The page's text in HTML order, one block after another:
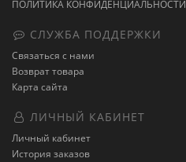
ПОЛИТИКА КОНФИДЕНЦИАЛЬНОСТИ
СЛУЖБА ПОДДЕРЖКИ
Связаться с нами
Возврат товара
Карта сайта
ЛИЧНЫЙ КАБИНЕТ
Личный кабинет
История заказов